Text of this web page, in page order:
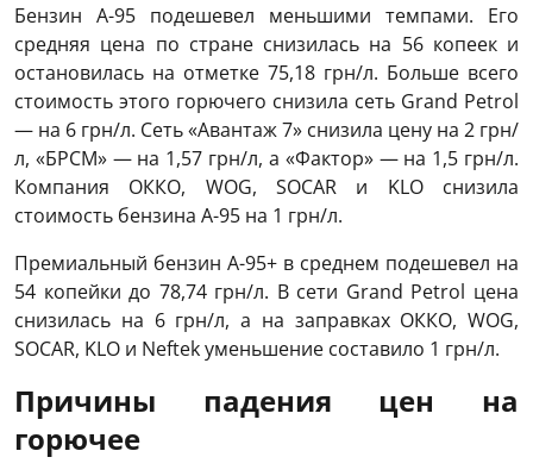
Бензин А-95 подешевел меньшими темпами. Его
средняя цена по стране снизилась на 56 копеек и
остановилась на отметке 75,18 грн/л. Больше всего
стоимость этого горючего снизила сеть Grand Petrol
— на 6 грн/л. Сеть «Авантаж 7» снизила цену на 2 грн/
л, «БРСМ» — на 1,57 грн/л, а «Фактор» — на 1,5 грн/л.
Компания ОККО, WOG, SOCAR и KLO снизила
стоимость бензина А-95 на 1 грн/л.
Премиальный бензин А-95+ в среднем подешевел на
54 копейки до 78,74 грн/л. В сети Grand Petrol цена
снизилась на 6 грн/л, а на заправках ОККО, WOG,
SOCAR, KLO и Neftek уменьшение составило 1 грн/л.
Причины падения цен на
горючее